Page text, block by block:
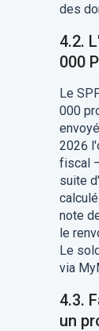
des
4.2.
000
Le
000
2026
fiscal
suite
note
le
Le
via
4.3.
un